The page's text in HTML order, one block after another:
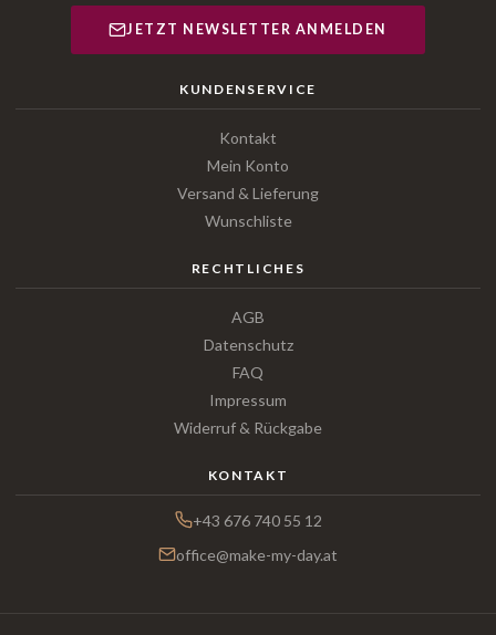
JETZT NEWSLETTER ANMELDEN
KUNDENSERVICE
Kontakt
Mein Konto
Versand & Lieferung
Wunschliste
RECHTLICHES
AGB
Datenschutz
FAQ
Impressum
Widerruf & Rückgabe
KONTAKT
+43 676 740 55 12
office@make-my-day.at